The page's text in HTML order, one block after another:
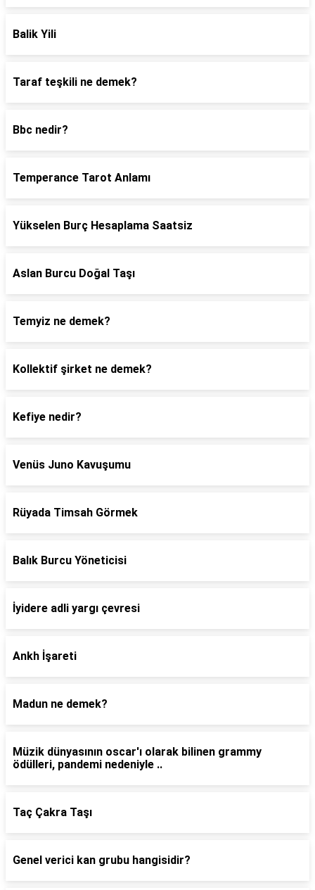
Balik Yili
Taraf teşkili ne demek?
Bbc nedir?
Temperance Tarot Anlamı
Yükselen Burç Hesaplama Saatsiz
Aslan Burcu Doğal Taşı
Temyiz ne demek?
Kollektif şirket ne demek?
Kefiye nedir?
Venüs Juno Kavuşumu
Rüyada Timsah Görmek
Balık Burcu Yöneticisi
İyidere adli yargı çevresi
Ankh İşareti
Madun ne demek?
Müzik dünyasının oscar'ı olarak bilinen grammy
ödülleri, pandemi nedeniyle ..
Taç Çakra Taşı
Genel verici kan grubu hangisidir?